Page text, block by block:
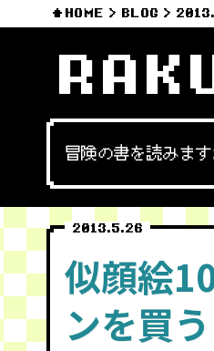
HOME BLOG
冒険の書を読みます
2013.5.26
似顔絵
ンを買う